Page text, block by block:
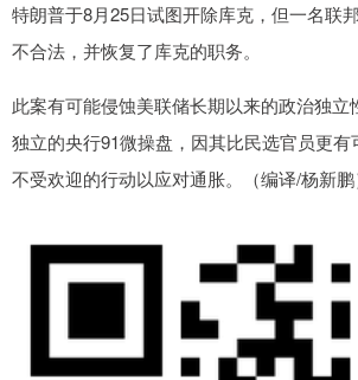
特朗普于8月25日试图开除库克，但一名联
不合法，并恢复了库克的职务。
此案有可能侵蚀美联储长期以来的政治独立
独立的央行91微操盘，因其比民选官员更
不受欢迎的行动以应对通胀。（编译/杨新鹏